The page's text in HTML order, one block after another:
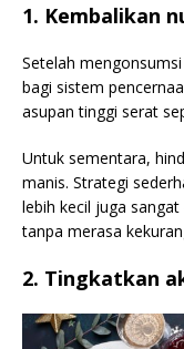
1. Kembalikan
Setelah
bagi sistem
asupan tinggi serat
Untuk sementara,
manis. Strategi
lebih kecil juga
tanpa merasa
2. Tingkatkan